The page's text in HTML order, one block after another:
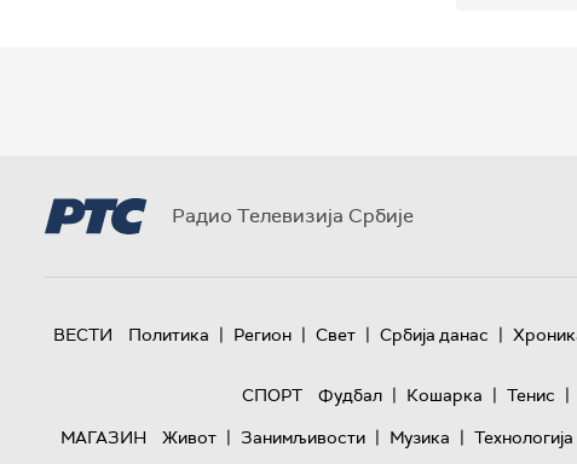
Радио Телевизија Србије
ВЕСТИ Политика | Регион | Свет | Србија данас |
СПОРТ
Фудбал | Кошарка | Тенис |
МАГАЗИН
Живот | Занимљивости | Музика | Технологијa